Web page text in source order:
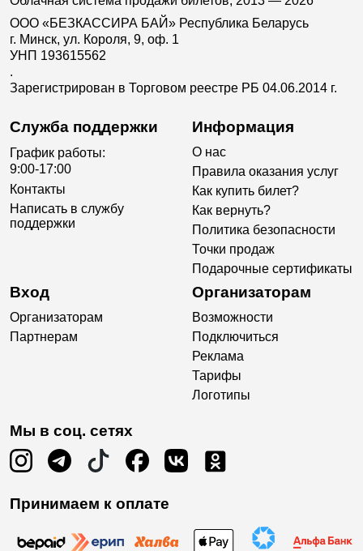
ООО «БЕЗКАССИРА БАЙ» Республика Беларусь
г. Минск, ул. Короля, 9, оф. 1
УНП 193615562
.
Зарегистрирован в Торговом реестре РБ 04.06.2014 г.
Служба поддержки
График работы:
9:00-17:00
Контакты
Написать в службу
поддержки
Информация
О нас
Правила оказания услуг
Как купить билет?
Как вернуть?
Политика безопасности
Точки продаж
Подарочные сертификаты
Вход
Организаторам
Партнерам
Организаторам
Возможности
Подключиться
Реклама
Тарифы
Логотипы
Мы в соц. сетях
Принимаем к оплате